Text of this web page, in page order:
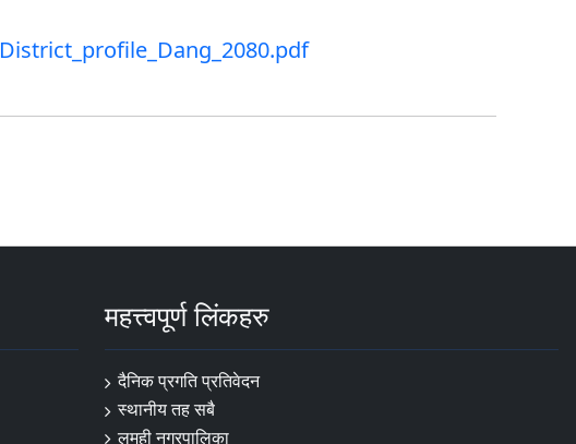
District_profile_Dang_2080.pdf
महत्त्वपूर्ण लिंकहरु
दैनिक प्रगति प्रतिवेदन
स्थानीय तह सबै
लमही नगरपालिका